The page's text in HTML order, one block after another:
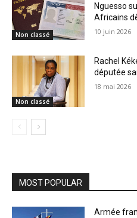
Non classé
Nguesso
Africains
10 juin 2026
Non classé
Rachel
députée
18 mai 2026
MOST POPULAR
Armée